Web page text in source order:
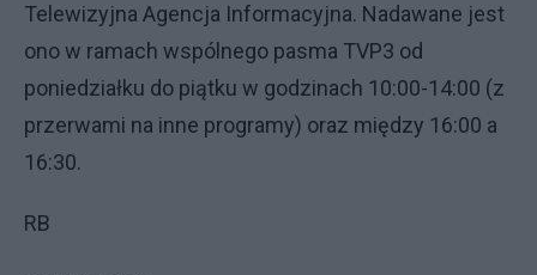
Telewizyjna Agencja Informacyjna. Nadawane jest
ono w ramach wspólnego pasma TVP3 od
poniedziałku do piątku w godzinach 10:00-14:00 (z
przerwami na inne programy) oraz między 16:00 a
16:30.
RB